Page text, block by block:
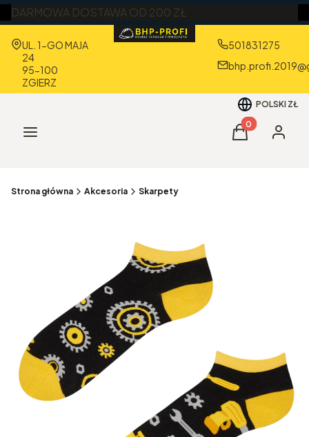
DARMOWA DOSTAWA OD 200 ZŁ
Adres:
UL. 1-GO MAJA
24
95-100
ZGIERZ
501831275
POLSKI ZŁ
Menu Produkty w
Koszyk
Strona główna Akcesoria Skarpety